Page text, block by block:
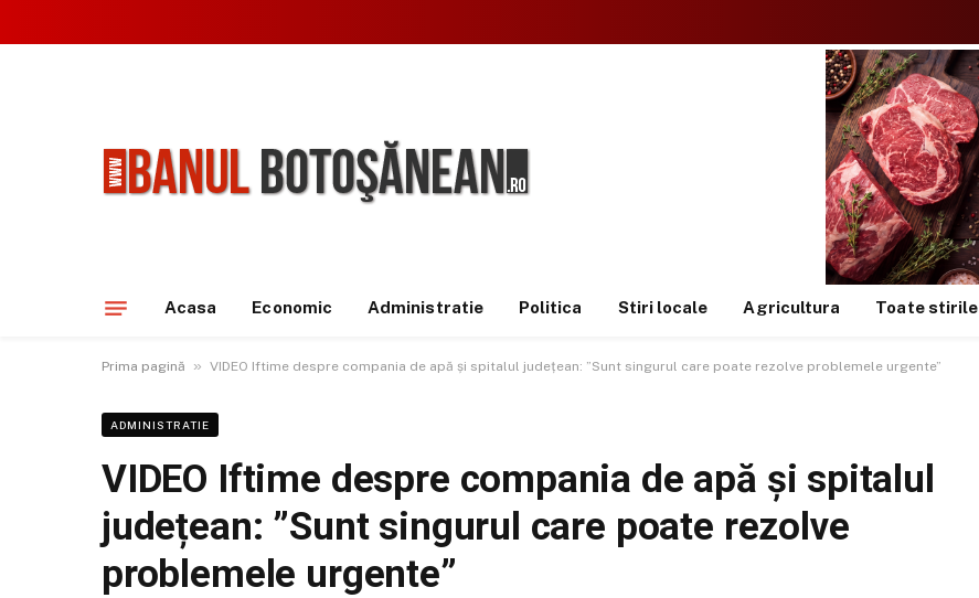
Acasa Economic Administratie Politica Stiri locale Agricultura Toate stirile
Prima pagină » VIDEO Iftime despre compania de apă și spitalul județean: ”Sunt singurul care poate rezolve problemele urgente”
ADMINISTRATIE
VIDEO Iftime despre compania de apă și spitalul
județean: ”Sunt singurul care poate rezolve
problemele urgente”